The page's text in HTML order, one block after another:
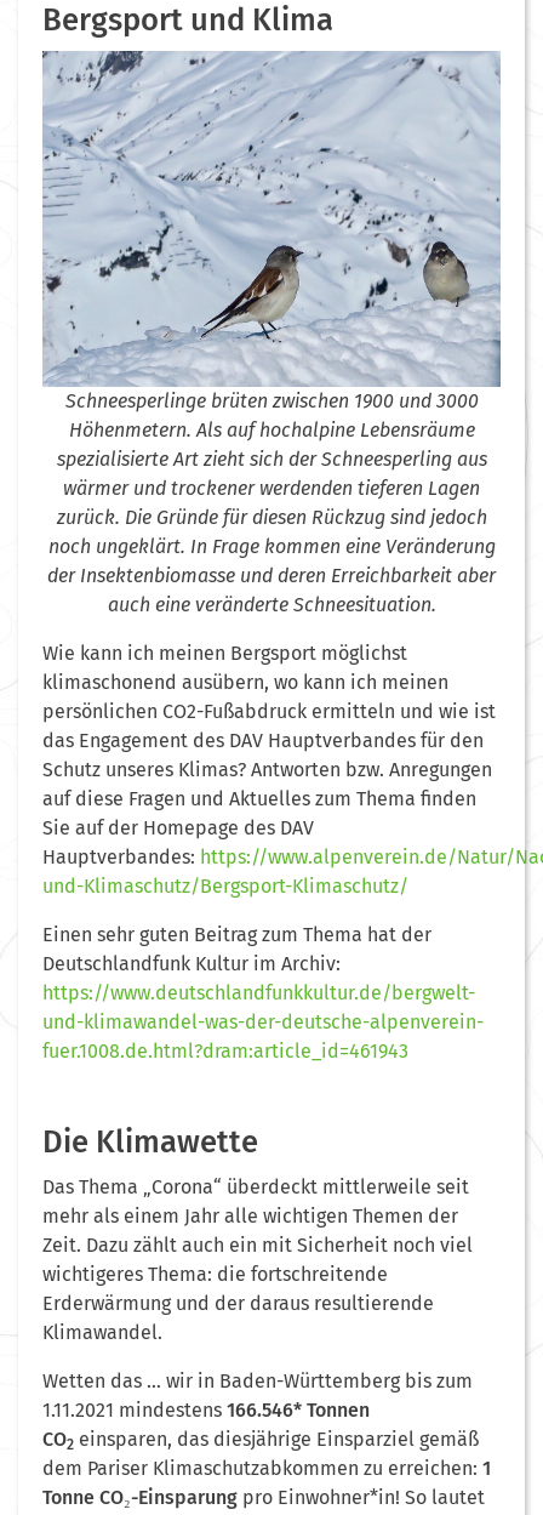
Bergsport und Klima
Schneesperlinge brüten zwischen 1900 und 3000
Höhenmetern. Als auf hochalpine Lebensräume
spezialisierte Art zieht sich der Schneesperling aus
wärmer und trockener werdenden tieferen Lagen
zurück. Die Gründe für diesen Rückzug sind jedoch
noch ungeklärt. In Frage kommen eine Veränderung
der Insektenbiomasse und deren Erreichbarkeit aber
auch eine veränderte Schneesituation.
Wie kann ich meinen Bergsport möglichst
klimaschonend ausübern, wo kann ich meinen
persönlichen CO2-Fußabdruck ermitteln und wie ist
das Engagement des DAV Hauptverbandes für den
Schutz unseres Klimas? Antworten bzw. Anregungen
auf diese Fragen und Aktuelles zum Thema finden
Sie auf der Homepage des DAV
Hauptverbandes: https://www.alpenverein.de/Natur/
und-Klimaschutz/Bergsport-Klimaschutz/
Einen sehr guten Beitrag zum Thema hat der
Deutschlandfunk Kultur im Archiv:
https://www.deutschlandfunkkultur.de/bergwelt-
und-klimawandel-was-der-deutsche-alpenverein-
fuer.1008.de.html?dram:article_id=461943
Die Klimawette
Das Thema „Corona“ überdeckt mittlerweile seit
mehr als einem Jahr alle wichtigen Themen der
Zeit. Dazu zählt auch ein mit Sicherheit noch viel
wichtigeres Thema: die fortschreitende
Erderwärmung und der daraus resultierende
Klimawandel.
Wetten das … wir in Baden-Württemberg bis zum
1.11.2021 mindestens 166.546* Tonnen
CO2 einsparen, das diesjährige Einsparziel gemäß
dem Pariser Klimaschutzabkommen zu erreichen: 1
Tonne CO₂-Einsparung pro Einwohner*in! So lautet